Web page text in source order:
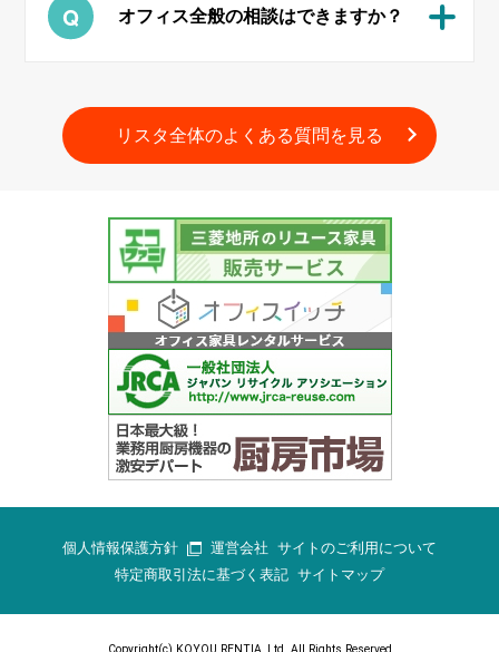
オフィス全般の相談はできますか？
リスタ全体のよくある質問を見る
個人情報保護方針 運営会社 サイトのご利用について
特定商取引法に基づく表記 サイトマップ
Copyright(c) KOYOU RENTIA.,Ltd. All Rights Reserved